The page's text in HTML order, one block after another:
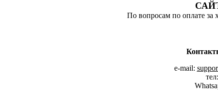
По вопросам по оплате за
e-mail: